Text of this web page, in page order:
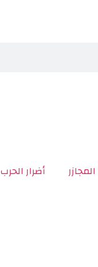
المجازر أضرار الحرب